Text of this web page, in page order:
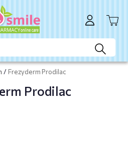
/ Frezyderm Prodilac
Prodilac